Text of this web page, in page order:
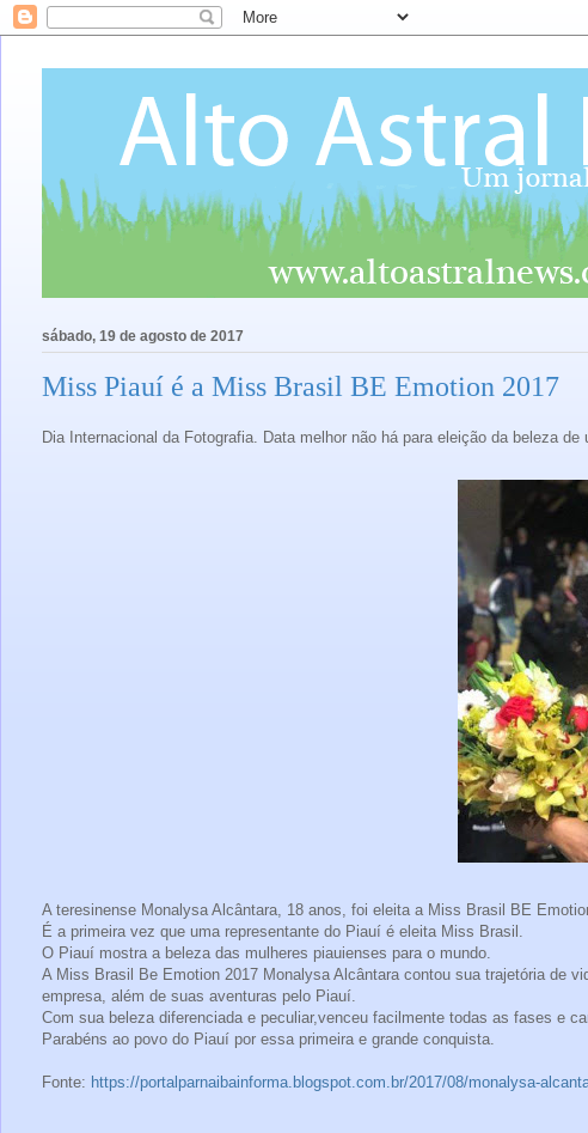
sábado, 19 de agosto de 2017
Miss Piauí é a Miss Brasil BE Emotion 2017
Dia Internacional da Fotografia. Data melhor não há para eleição da beleza de
A teresinense Monalysa Alcântara, 18 anos, foi eleita a Miss Brasil BE
É a primeira vez que uma representante do Piauí é eleita Miss Brasil.
O Piauí mostra a beleza das mulheres piauienses para o mundo.
A Miss Brasil Be Emotion 2017 Monalysa Alcântara contou sua trajetória de
empresa, além de suas aventuras pelo Piauí.
Com sua beleza diferenciada e peculiar,venceu facilmente todas as fases e
Parabéns ao povo do Piauí por essa primeira e grande conquista.
Fonte: https://portalparnaibainforma.blogspot.com.br/2017/08/monalysa-